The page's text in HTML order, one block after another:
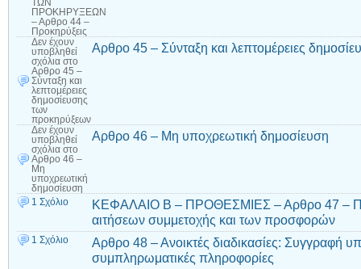
ΤΩΝ
ΠΡΟΚΗΡΥΞΕΩΝ
– Αρθρο 44 –
Προκηρύξεις
Δεν έχουν
υποβληθεί
σχόλια στο
Αρθρο 45 –
Σύνταξη και
λεπτομέρειες
δημοσίευσης
των
προκηρύξεων
Αρθρο 45 – Σύνταξη και λεπτομέρειες
Δεν έχουν
υποβληθεί
σχόλια στο
Αρθρο 46 –
Μη
υποχρεωτική
δημοσίευση
Αρθρο 46 – Μη υποχρεωτική δημοσίευση
1 Σχόλιο
ΚΕΦΑΛΑΙΟ Β – ΠΡΟΘΕΣΜΙΕΣ – Αρθρο 47 –
αιτήσεων συμμετοχής και των προσφορών
1 Σχόλιο
Αρθρο 48 – Ανοικτές διαδικασίες: Συγγραφή
συμπληρωματικές πληροφορίες